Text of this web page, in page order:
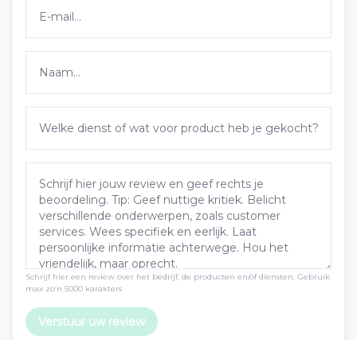
Schrijf hier een review over het bedrijf, de producten en/of diensten. Gebruik
max zo’n 5000 karakters
Verstuur uw review